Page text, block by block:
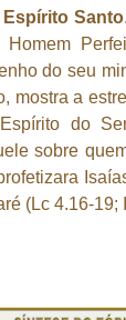
Santo
do seu
mostra a
do
sobre
(Lc 4.16-19;